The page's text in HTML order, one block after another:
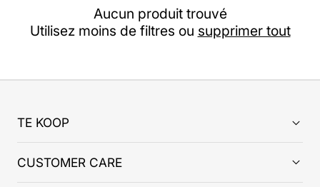
Aucun produit trouvé
Utilisez moins de filtres ou supprimer tout
TE KOOP
CUSTOMER CARE